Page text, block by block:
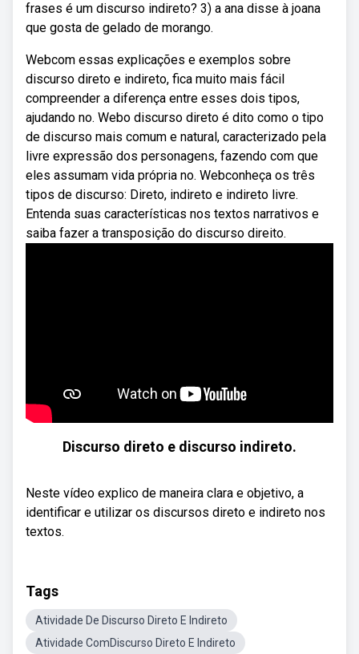
frases é um discurso indireto? 3) a ana disse à joana
que gosta de gelado de morango.
Webcom essas explicações e exemplos sobre
discurso direto e indireto, fica muito mais fácil
compreender a diferença entre esses dois tipos,
ajudando no. Webo discurso direto é dito como o tipo
de discurso mais comum e natural, caracterizado pela
livre expressão dos personagens, fazendo com que
eles assumam vida própria no. Webconheça os três
tipos de discurso: Direto, indireto e indireto livre.
Entenda suas características nos textos narrativos e
saiba fazer a transposição do discurso direito.
Discurso direto e discurso indireto.
Neste vídeo explico de maneira clara e objetivo, a
identificar e utilizar os discursos direto e indireto nos
textos.
Tags
Atividade De Discurso Direto E Indireto
Atividade ComDiscurso Direto E Indireto